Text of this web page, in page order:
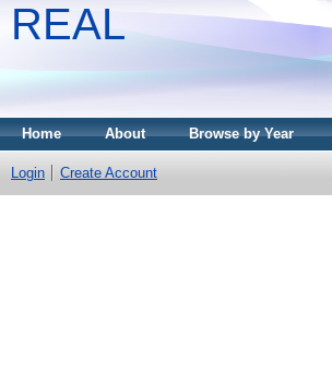
REAL
Home About Browse by Year
Login Create Account